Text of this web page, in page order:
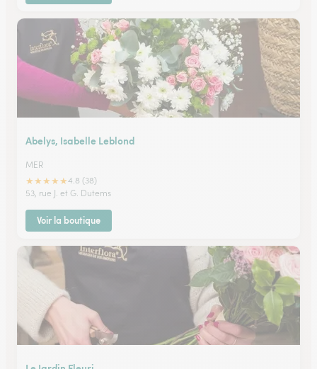
Abelys, Isabelle Leblond
MER
★★★★★4.8 (38)
53, rue J. et G. Dutems
Voir la boutique